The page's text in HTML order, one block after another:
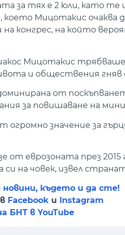
за тях е 2 юли, като те
Мицотакис очаква
конгрес, на който
Мицотакис трябваше
и обществения
от
за повишаване на
огромно значение за
от еврозоната през
си на човек, извел
където и да сте!
Facebook и
Instagram
БНТ в YouTube